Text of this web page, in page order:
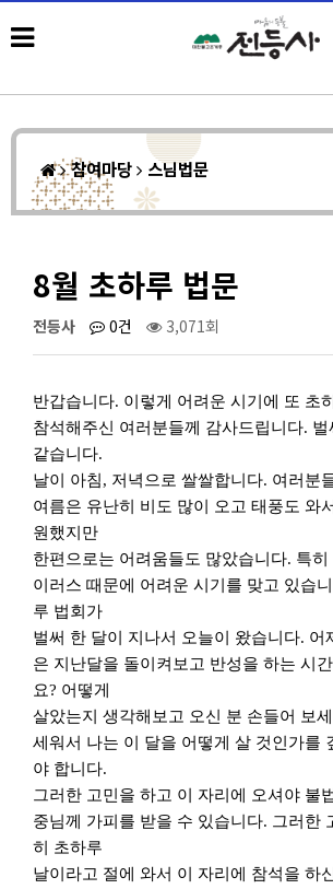
참여마당 스님법문
8월 초하루 법문
전등사 0건 3,071회
반갑습니다. 이렇게 어려운 시기에 또 초
참석해주신 여러분들께 감사드립니다. 벌
같습니다.
날이 아침, 저녁으로 쌀쌀합니다. 여러분
여름은 유난히 비도 많이 오고 태풍도 와
원했지만
한편으로는 어려움들도 많았습니다. 특히
이러스 때문에 어려운 시기를 맞고 있습
루 법회가
벌써 한 달이 지나서 오늘이 왔습니다. 어
은 지난달을 돌이켜보고 반성을 하는 시
요? 어떻게
살았는지 생각해보고 오신 분 손들어 보
세워서 나는 이 달을 어떻게 살 것인가를
야 합니다.
그러한 고민을 하고 이 자리에 오셔야 불
중님께 가피를 받을 수 있습니다. 그러한
히 초하루
날이라고 절에 와서 이 자리에 참석을 하